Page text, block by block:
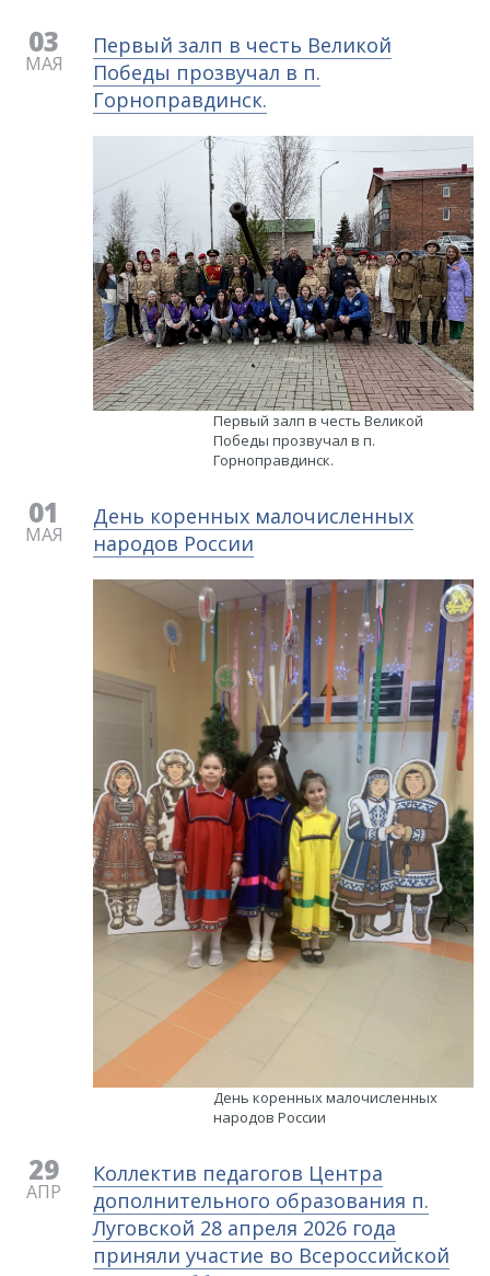
03
МАЯ
Первый залп в честь Великой
Победы прозвучал в п.
Горноправдинск.
Первый залп в честь Великой
Победы прозвучал в п.
Горноправдинск.
01
МАЯ
День коренных малочисленных
народов России
День коренных малочисленных
народов России
29
АПР
​Коллектив педагогов Центра
дополнительного образования п.
Луговской 28 апреля 2026 года
приняли участие во Всероссийской